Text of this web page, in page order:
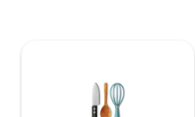
tamaño queen con colchón
Un televisor Android de 55